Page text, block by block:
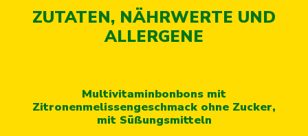
ZUTATEN, NÄHRWERTE UND
ALLERGENE
Multivitaminbonbons mit
Zitronenmelissengeschmack ohne Zucker,
mit Süßungsmitteln